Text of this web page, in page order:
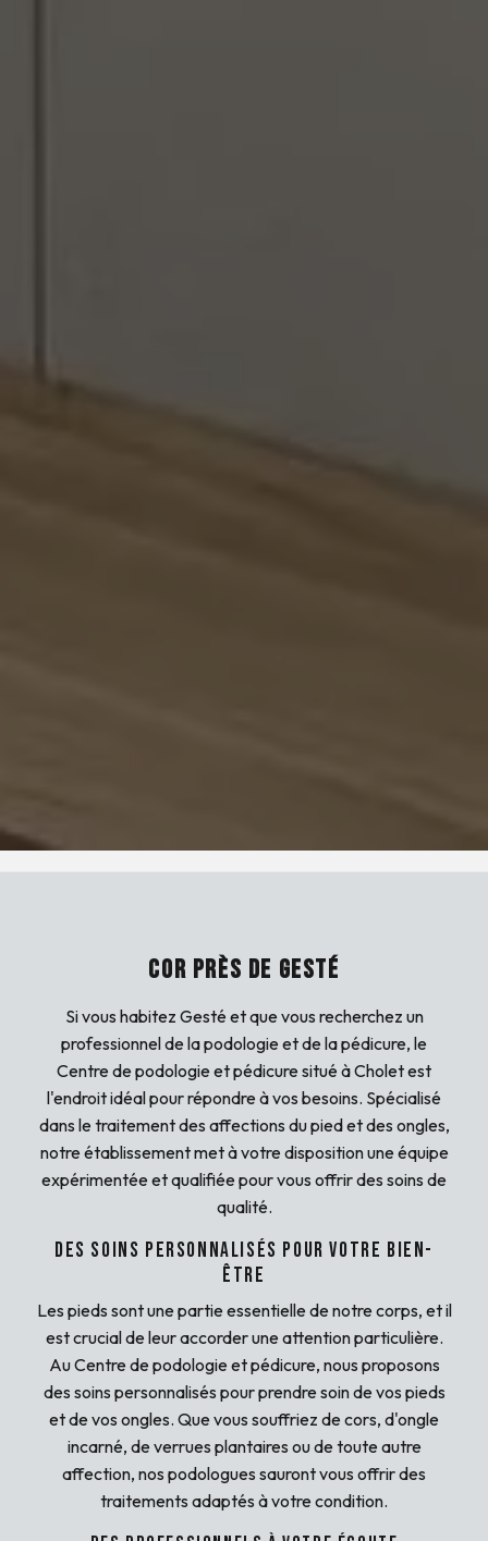
COR PRÈS DE GESTÉ
Si vous habitez Gesté et que vous recherchez un
professionnel de la podologie et de la pédicure, le
Centre de podologie et pédicure situé à Cholet est
l'endroit idéal pour répondre à vos besoins. Spécialisé
dans le traitement des affections du pied et des ongles,
notre établissement met à votre disposition une équipe
expérimentée et qualifiée pour vous offrir des soins de
qualité.
Des soins personnalisés pour votre bien-
être
Les pieds sont une partie essentielle de notre corps, et il
est crucial de leur accorder une attention particulière.
Au Centre de podologie et pédicure, nous proposons
des soins personnalisés pour prendre soin de vos pieds
et de vos ongles. Que vous souffriez de cors, d'ongle
incarné, de verrues plantaires ou de toute autre
affection, nos podologues sauront vous offrir des
traitements adaptés à votre condition.